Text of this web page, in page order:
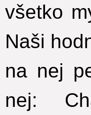
všetko
Naši
na nej
nej: